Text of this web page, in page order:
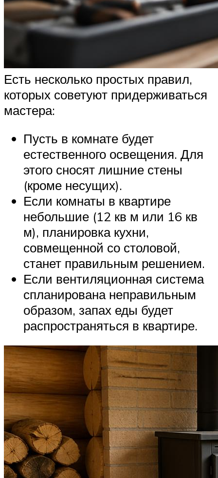
Есть несколько простых правил,
которых советуют придерживаться
мастера:
Пусть в комнате будет
естественного освещения. Для
этого сносят лишние стены
(кроме несущих).
Если комнаты в квартире
небольшие (12 кв м или 16 кв
м), планировка кухни,
совмещенной со столовой,
станет правильным решением.
Если вентиляционная система
спланирована неправильным
образом, запах еды будет
распространяться в квартире.